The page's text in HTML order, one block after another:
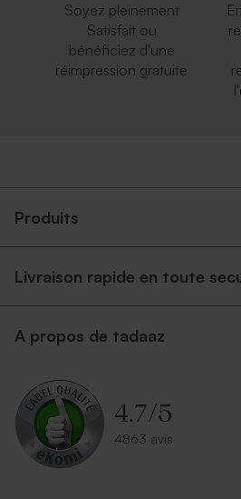
Soyez pleinement
Satisfait ou
bénéficiez d'une
réimpression gratuite
Produits
Livraison rapide en toute
A propos de tadaaz
4.7/5
4863 avis